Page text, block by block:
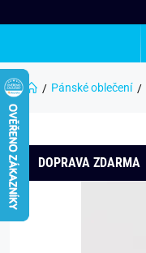
Pánské oblečení
DOPRAVA ZDARMA